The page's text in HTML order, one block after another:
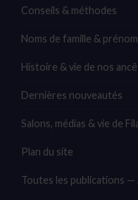
Conseils & méthodes
Noms de famille &
Histoire & vie de nos
Dernières nouveautés
Salons, médias & vie de
Plan du site
Toutes les publications —